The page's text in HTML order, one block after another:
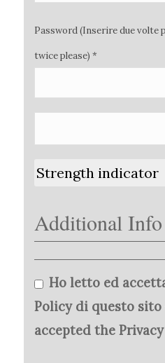
Password (Inserire due volte
twice please) *
Strength indicator
Additional Info
Ho letto ed
Policy di questo sito
accepted the